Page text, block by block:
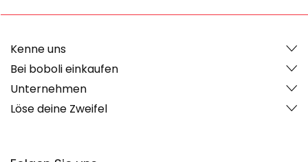
Kenne uns
Bei boboli einkaufen
Unternehmen
Löse deine Zweifel